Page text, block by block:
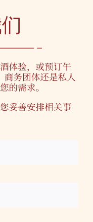
体验，或预订午
商务团体还是私人
的需求。
妥善安排相关事